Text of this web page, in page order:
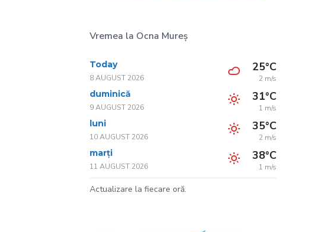
Vremea la Ocna Mureș
Today
8 AUGUST 2026
25°C
2 m/s
duminică
9 AUGUST 2026
31°C
1 m/s
luni
10 AUGUST 2026
35°C
2 m/s
marți
11 AUGUST 2026
38°C
1 m/s
Actualizare la fiecare oră.